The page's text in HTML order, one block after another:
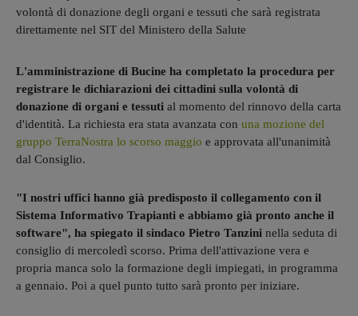
volontà di donazione degli organi e tessuti che sarà registrata
direttamente nel SIT del Ministero della Salute
L'amministrazione di Bucine ha completato la procedura per
registrare le dichiarazioni dei cittadini sulla volontà di
donazione di organi e tessuti al momento del rinnovo della carta
d'identità. La richiesta era stata avanzata con una mozione del
gruppo TerraNostra lo scorso maggio e approvata all'unanimità
dal Consiglio.
"I nostri uffici hanno già predisposto il collegamento con il
Sistema Informativo Trapianti e abbiamo già pronto anche il
software", ha spiegato il sindaco Pietro Tanzini nella seduta di
consiglio di mercoledì scorso. Prima dell'attivazione vera e
propria manca solo la formazione degli impiegati, in programma
a gennaio. Poi a quel punto tutto sarà pronto per iniziare.